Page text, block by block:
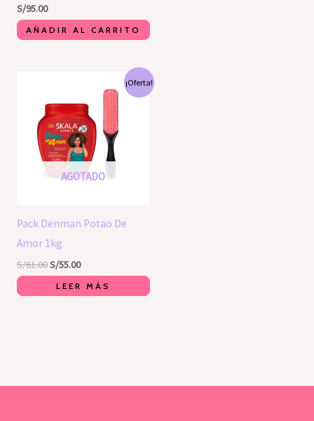
S/95.00
AÑADIR AL CARRITO
¡Oferta!
AGOTADO
Pack Denman Potao De
Amor 1kg
S/61.00
original
era:
S/61.00.
S/55.00
precio
actual
es:
S/55.00.
LEER MÁS